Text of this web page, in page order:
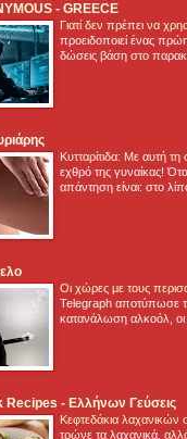
- GREECE
Γιατί δεν πρέπει να
προειδοποιεί ένας
δώσεις βάση στο
Κυτταρίτιδα: Με αυτή
εχθρό της γυναίκας!
απάντηση είναι: στο
Οι χώρες με τους
Telegraph αποτύπωσε
κατανάλωση αλκοόλ, οι
Recipes - Ελλήνων Γεύσεις
Κεφτεδάκια λαχανικών
τρώνε τα λαχανικά,